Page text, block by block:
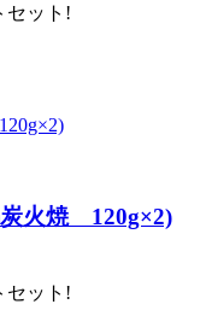
セット!
火焼 120g×2)
セット!